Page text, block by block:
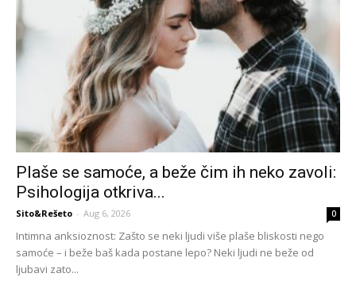
Plaše se samoće, a beže čim ih neko zavoli:
Psihologija otkriva...
Sito&Rešeto - Aug 6, 2026 0
Intimna anksioznost: Zašto se neki ljudi više plaše bliskosti nego
samoće – i beže baš kada postane lepo? Neki ljudi ne beže od
ljubavi zato...